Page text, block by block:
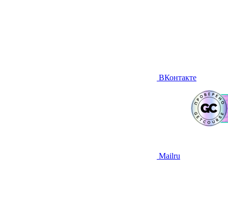
ВКонтакте
Mailru